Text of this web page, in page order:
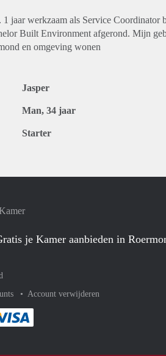
jaar werkzaam als Service Coordinator
Built Environment afgerond. Mijn
en omgeving wonen
Jasper
Man, 34 jaar
Starter
je Kamer aanbieden in
Account verwijderen
Paypalaf met Mastercard
gemakkelijk af met Meastro